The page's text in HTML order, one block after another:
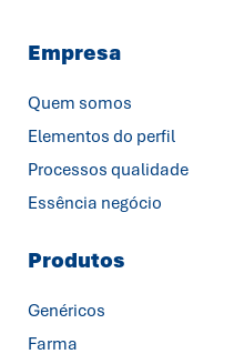
Empresa
Quem somos
Elementos do perfil
Processos qualidade
Essência negócio
Produtos
Genéricos
Farma